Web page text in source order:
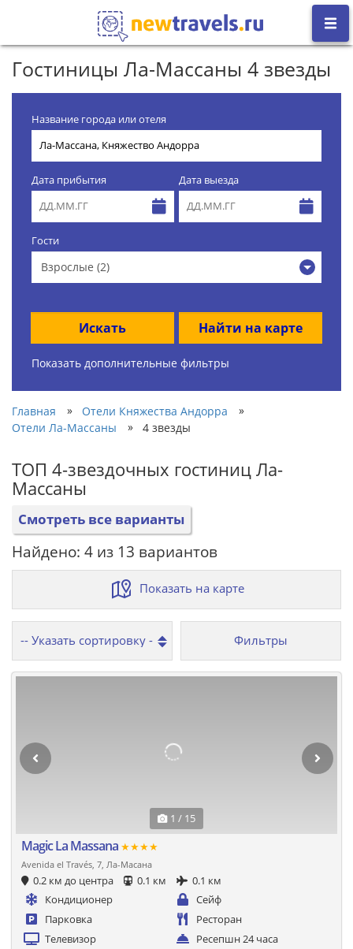
Гостиницы Ла-Массаны 4 звезды
Название города или отеля
Дата прибытия Дата выезда
Гости
Взрослые (2)
Искать Найти на карте
Показать дополнительные фильтры
Главная » Отели Княжества Андорра
»
Отели Ла-Массаны
» 4 звезды
ТОП 4-звездочных гостиниц Ла-
Массаны
Смотреть все варианты
Найдено: 4 из 13 вариантов
Показать на карте
Фильтры
1 / 15
Magic La Massana ★★★★
Avenida el Través, 7, Ла-Масана
0.2 км до центра 0.1 км
0.1 км
Кондиционер
Сейф
Парковка
Ресторан
Телевизор
Ресепшн 24 часа